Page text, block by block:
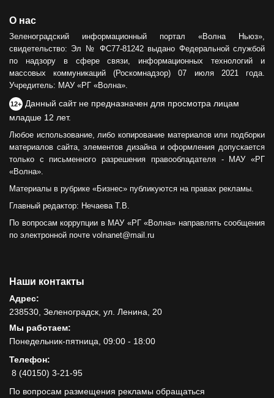
О нас
Зеленоградский информационный портал «Волна Ньюз»,
свидетельство: Эл № ФС77-81242 выдано Федеральной службой
по надзору в сфере связи, информационных технологий и
массовых коммуникаций (Роскомнадзор) 07 июля 2021 года.
Учредитель: МАУ «РГ «Волна».
12+ Данный сайт не предназначен для просмотра лицам
младше 12 лет.
Любое использование, либо копирование материалов или подборки
материалов сайта, элементов дизайна и оформления допускается
только с письменного разрешения правообладателя - МАУ «РГ
«Волна».
Материалы в рубрике «Бизнес» публикуются на правах рекламы.
Главный редактор: Нечаева Т.В.
По вопросам коррупции в МАУ «РГ «Волна» направлять сообщения
по электронной почте volnanet@mail.ru
Наши контакты
Адрес:
238530, Зеленоградск, ул. Ленина, 20
Мы работаем:
Понедельник-пятница, 09:00 - 18:00
Телефон:
8 (40150) 3-21-95
По вопросам размещения рекламы обращаться